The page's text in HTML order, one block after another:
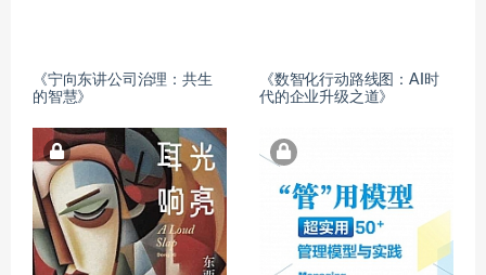
《宁向东讲公司治理：共生
的智慧》
《数智化行动路线图：AI时
代的企业升级之道》